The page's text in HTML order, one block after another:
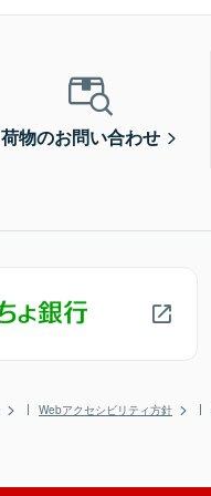
荷物のお問い合わせ
Webアクセシビリティ方針